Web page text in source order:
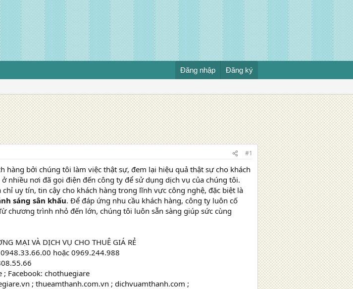
Đăng nhập Đăng ký
#1
hàng bởi chúng tôi làm việc thật sự, đem lại hiệu quả thật sự cho khách
nhiều nơi đã gọi điện đến công ty để sử dụng dịch vụ của chúng tôi.
uy tín, tin cậy cho khách hàng trong lĩnh vực công nghệ, đặc biệt là
sáng sân khấu. Để đáp ứng nhu cầu khách hàng, công ty luôn cố
chương trình nhỏ đến lớn, chúng tôi luôn sẵn sàng giúp sức cùng
MẠI VÀ DỊCH VỤ CHO THUÊ GIÁ RẺ
hoặc 0969.244.988
; Facebook: chothuegiare
; thueamthanh.com.vn ; dichvuamthanh.com ;